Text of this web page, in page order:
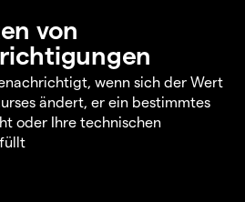
von
wenn sich der Wert
ändert, er ein bestimmtes
oder Ihre technischen